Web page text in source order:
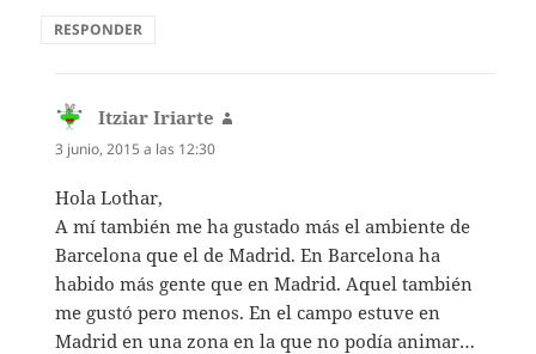
RESPONDER
Itziar Iriarte
3 junio, 2015 a las 12:30
Hola Lothar,
A mí también me ha gustado más el ambiente de
Barcelona que el de Madrid. En Barcelona ha
habido más gente que en Madrid. Aquel también
me gustó pero menos. En el campo estuve en
Madrid en una zona en la que no podía animar…